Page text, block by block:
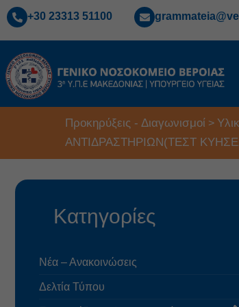
+30 23313 51100
Προκηρύξεις - Διαγωνισμοί >
ΑΝΤΙΔΡΑΣΤΗΡΙΩΝ(ΤΕΣΤ
Κατηγορίες
Νέα – Ανακοινώσεις
Δελτία Τύπου